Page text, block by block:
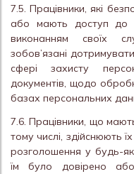
7.5. Працівники, які
або мають доступ до
виконанням своїх
зобов’язані
сфері захисту
документів, щодо
базах персональних
7.6. Працівники, що
тому числі, здійснюють
розголошення у будь-
їм було довірено